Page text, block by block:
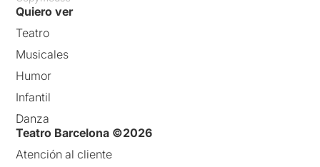
Quiero ver
Teatro
Musicales
Humor
Infantil
Danza
Teatro Barcelona ©2026
Atención al cliente